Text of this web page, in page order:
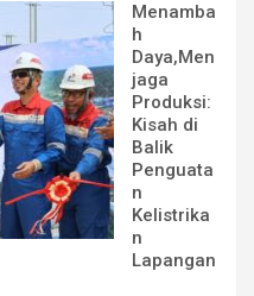
Menamba
h
Daya,Men
jaga
Produksi:
Kisah di
Balik
Penguata
n
Kelistrika
n
Lapangan